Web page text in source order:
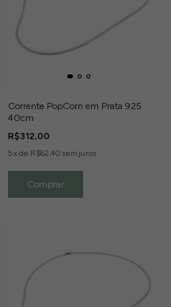
Corrente PopCorn em Prata 925
40cm
R$312,00
5x de R$62,40 sem juros